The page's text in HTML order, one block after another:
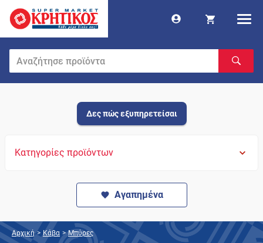
Δες πώς εξυπηρετείσαι
Κατηγορίες προϊόντων
Αγαπημένα
Αρχική > Κάβα > Μπύρες